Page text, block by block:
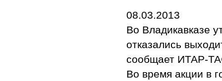
08.03.2013
Во Владикавказе
отказались
сообщает ИТАР-
Во время акции в